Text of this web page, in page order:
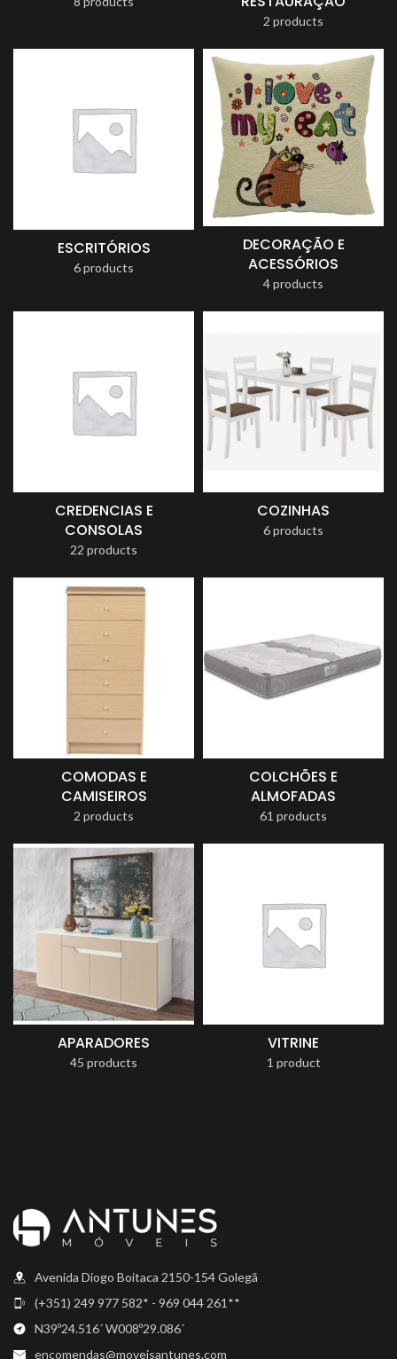
2 products
ESCRITÓRIOS
6 products
DECORAÇÃO E
ACESSÓRIOS
4 products
CREDENCIAS E
CONSOLAS
22 products
COZINHAS
6 products
COMODAS E
CAMISEIROS
2 products
COLCHÕES E
ALMOFADAS
61 products
APARADORES
45 products
VITRINE
1 product
Avenida Diogo Boitaca 2150-154 Golegã
(+351) 249 977 582* - 969 044 261**
N39º24.516´ W008º29.086´
encomendas@moveisantunes.com